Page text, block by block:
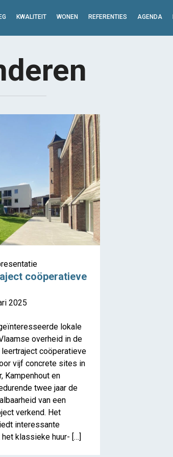
KWALITEIT WONEN REFERENTIES AGENDA
kerken in Vlaanderen
coöperatieve
2025
lokale
overheid in de
coöperatieve
vijf concrete sites in
Kampenhout en
twee jaar de
van een
verkend. Het
interessante
klassieke huur- […]